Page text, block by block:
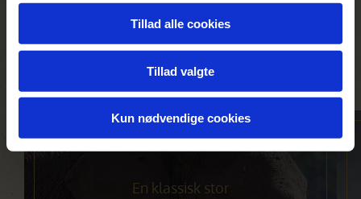
Tillad alle cookies
Tillad valgte
Kun nødvendige cookies
Rejser hvor du bor på Naivasha
Sopa Lodge
En klassisk stor